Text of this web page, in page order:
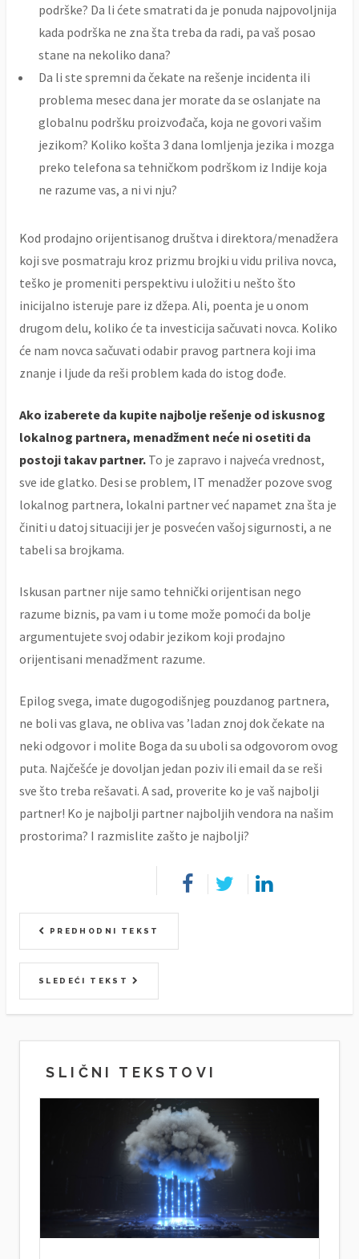
podrške? Da li ćete smatrati da je ponuda najpovoljnija
kada podrška ne zna šta treba da radi, pa vaš posao
stane na nekoliko dana?
Da li ste spremni da čekate na rešenje incidenta ili
problema mesec dana jer morate da se oslanjate na
globalnu podršku proizvođača, koja ne govori vašim
jezikom? Koliko košta 3 dana lomljenja jezika i mozga
preko telefona sa tehničkom podrškom iz Indije koja
ne razume vas, a ni vi nju?
Kod prodajno orijentisanog društva i direktora/menadžera
koji sve posmatraju kroz prizmu brojki u vidu priliva novca,
teško je promeniti perspektivu i uložiti u nešto što
inicijalno isteruje pare iz džepa. Ali, poenta je u onom
drugom delu, koliko će ta investicija sačuvati novca. Koliko
će nam novca sačuvati odabir pravog partnera koji ima
znanje i ljude da reši problem kada do istog dođe.
Ako izaberete da kupite najbolje rešenje od iskusnog
lokalnog partnera, menadžment neće ni osetiti da
postoji takav partner. To je zapravo i najveća vrednost,
sve ide glatko. Desi se problem, IT menadžer pozove svog
lokalnog partnera, lokalni partner već napamet zna šta je
činiti u datoj situaciji jer je posvećen vašoj sigurnosti, a ne
tabeli sa brojkama.
Iskusan partner nije samo tehnički orijentisan nego
razume biznis, pa vam i u tome može pomoći da bolje
argumentujete svoj odabir jezikom koji prodajno
orijentisani menadžment razume.
Epilog svega, imate dugogodišnjeg pouzdanog partnera,
ne boli vas glava, ne obliva vas ’ladan znoj dok čekate na
neki odgovor i molite Boga da su uboli sa odgovorom ovog
puta. Najčešće je dovoljan jedan poziv ili email da se reši
sve što treba rešavati. A sad, proverite ko je vaš najbolji
partner! Ko je najbolji partner najboljih vendora na našim
prostorima? I razmislite zašto je najbolji?
PREDHODNI TEKST
SLEDEĆI TEKST
SLIČNI TEKSTOVI